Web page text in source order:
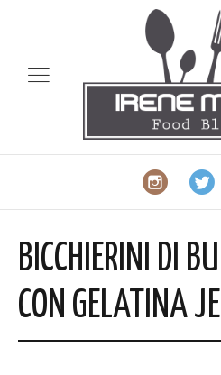
BICCHIERINI DI
CON GELATINA